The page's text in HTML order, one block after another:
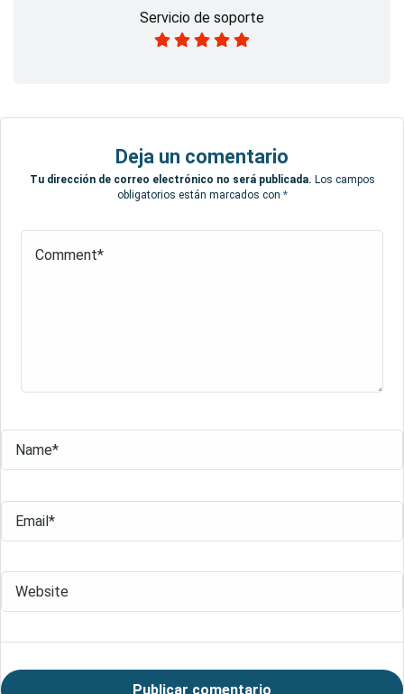
Servicio de soporte
Deja un comentario
Tu dirección de correo electrónico no será publicada. Los campos
obligatorios están marcados con *